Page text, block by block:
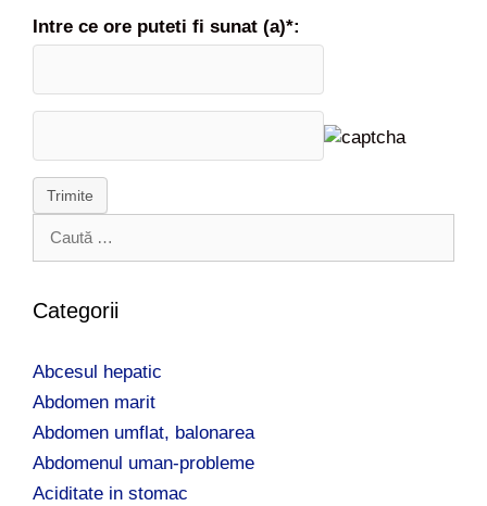
Intre ce ore puteti fi sunat (a)*:
Trimite
t
u
p
ă
:
Categorii
Abcesul hepatic
Abdomen marit
Abdomen umflat, balonarea
Abdomenul uman-probleme
Aciditate in stomac